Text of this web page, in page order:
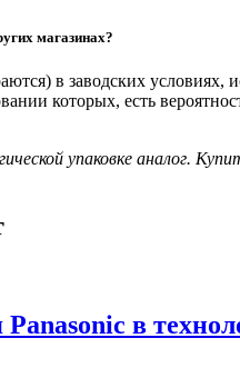
магазинах?
в заводских
которых, есть
упаковке аналог.
в